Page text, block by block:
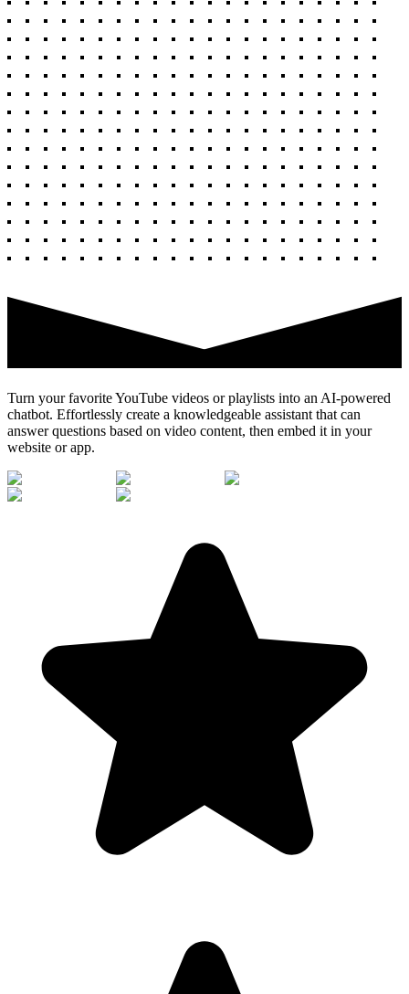
Turn your favorite YouTube videos or playlists into an AI-powered
chatbot. Effortlessly create a knowledgeable assistant that can
answer questions based on video content, then embed it in your
website or app.